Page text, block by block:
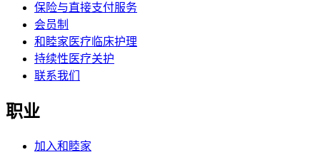
保险与直接支付服务
会员制
和睦家医疗临床护理
持续性医疗关护
联系我们
职业
加入和睦家